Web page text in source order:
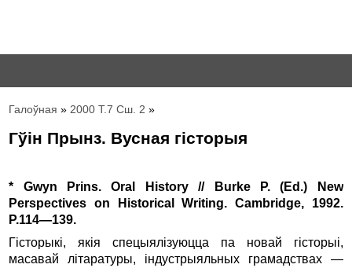
Галоўная » 2000 Т.7 Сш. 2 »
Гўін Прынз. Вусная гісторыя
* Gwyn Prins. Oral History // Burke P. (Ed.) New
Perspectives on Historical Writing. Cambridge, 1992.
P.114—139.
Гісторыкі, якія спецыялізуюцца па новай гісторыі,
масавай літаратуры, індустрыяльных грамадствах —